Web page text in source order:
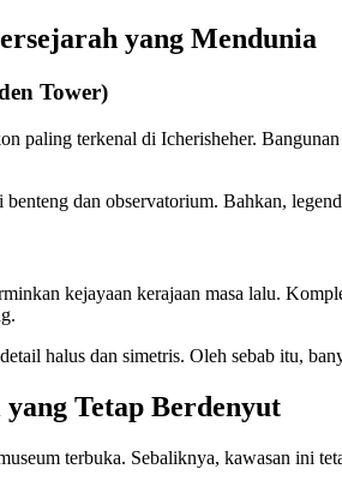
yang Mendunia
Tower)
paling terkenal di Icherisheher.
dan observatorium. Bahkan,
kejayaan kerajaan masa lalu.
halus dan simetris. Oleh sebab itu,
Tetap Berdenyut
terbuka. Sebaliknya, kawasan ini